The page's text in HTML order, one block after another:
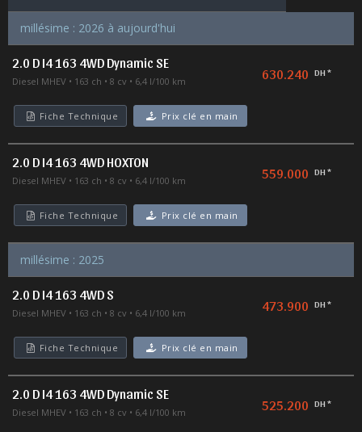
millésime : 2026 à aujourd'hui
2.0 D I4 163 4WD Dynamic SE
Diesel MHEV 163 ch 8 cv 6,4 l/100 km 630.240 DH *
Fiche Technique Prix clé en main
2.0 D I4 163 4WD HOXTON
Diesel MHEV 163 ch 8 cv 6,4 l/100 km 559.000 DH *
Fiche Technique Prix clé en main
millésime : 2025
2.0 D I4 163 4WD S
Diesel MHEV 163 ch 8 cv 6,4 l/100 km 473.900 DH *
Fiche Technique Prix clé en main
2.0 D I4 163 4WD Dynamic SE
Diesel MHEV 163 ch 8 cv 6,4 l/100 km 525.200 DH *